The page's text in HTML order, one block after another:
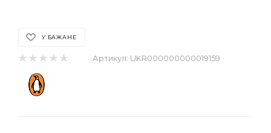
У БАЖАНЕ
Артикул: UKR000000000019159